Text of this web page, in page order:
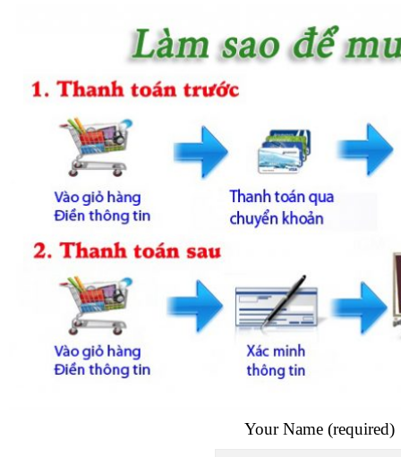
Your Name (required)